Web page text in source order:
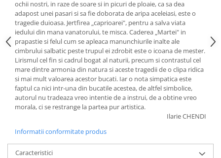
ochii nostri, in raze de soare si in picuri de ploaie, ca sa dea
adapost unei pasari si sa fie doborata de aripa aceleiasi, este o
tragedie duioasa. Jertfirea „caprioarei", pentru a salva viata
iedului din mana vanatorului, te misca. Caderea „Martei" in
prapastie si felul cum se apleaca manunchiurile inalte ale
cimbrului salbatic peste trupul ei zdrobit este o icoana de mester.
Lirismul cel fin si cadrul bogat al naturii, precum si contrastul cel
mare dintre armonia din natura si aceste tragedii de o clipa ridica
si mai mult valoarea acestor bucati. Iar o nota simpatica este
faptul ca nici intr-una din bucatile acestea, de altfel simbolice,
autorul nu tradeaza vreo intentie de a instrui, de a obtine vreo
morala, ci se restrange la partea pur artistica.
Ilarie CHENDI
Informatii conformitate produs
Caracteristici